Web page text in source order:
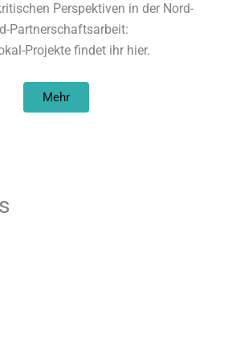
Perspektiven in der Nord-
Partnerschaftsarbeit:
Projekte findet ihr hier.
Mehr